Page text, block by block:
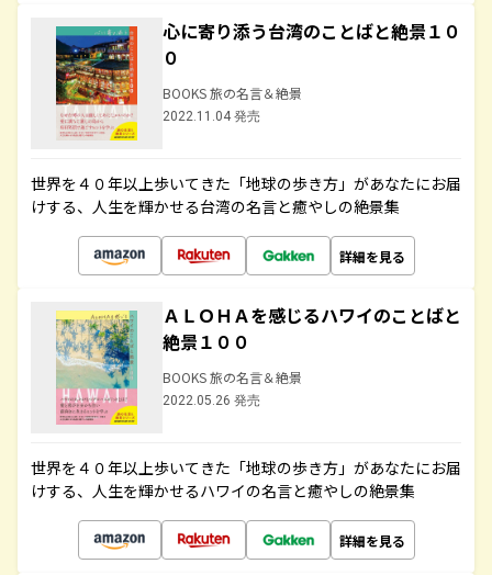
心に寄り添う台湾のことばと絶景１０
０
BOOKS 旅の名言＆絶景
2022.11.04 発売
世界を４０年以上歩いてきた「地球の歩き方」があなたにお届
けする、人生を輝かせる台湾の名言と癒やしの絶景集
詳細を見る
ＡＬＯＨＡを感じるハワイのことばと
絶景１００
BOOKS 旅の名言＆絶景
2022.05.26 発売
世界を４０年以上歩いてきた「地球の歩き方」があなたにお届
けする、人生を輝かせるハワイの名言と癒やしの絶景集
詳細を見る